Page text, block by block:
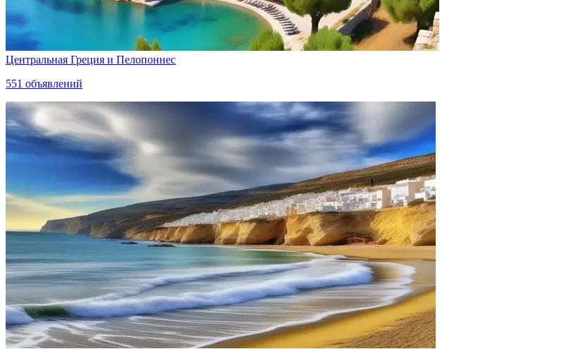
Центральная Греция и Пелопоннес
551 объявлений